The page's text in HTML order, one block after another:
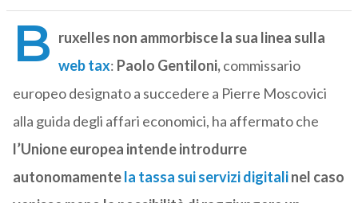
B ruxelles non ammorbisce la sua linea sulla
web tax: Paolo Gentiloni,commissario
europeo designato a succedere a Pierre Moscovici
alla guida degli affari economici, ha affermato che
l’Unione europea intende introdurre
autonomamentela tassa sui servizi digitalinel caso